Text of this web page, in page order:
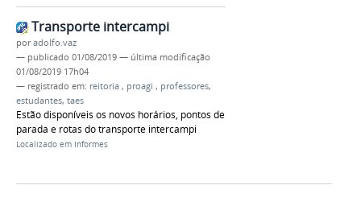
Transporte intercampi
poradolfo.vaz
— publicado 01/08/2019 — última modificação
01/08/2019 17h04
— registrado em: reitoria , proagi , professores,
estudantes, taes
Estão disponíveis os novos horários, pontos de
parada e rotas do transporte intercampi
Localizado em Informes